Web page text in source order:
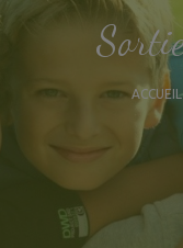
ACCUEIL